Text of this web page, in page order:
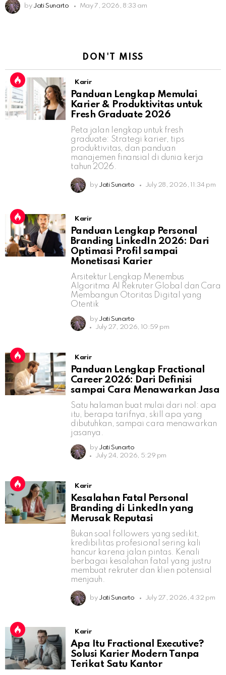
by Jati Sunarto May 7, 2026, 8:33 am
DON'T MISS
Karir
Panduan Lengkap Memulai
Karier & Produktivitas untuk
Fresh Graduate 2026
Peta jalan lengkap untuk fresh
graduate: Strategi karier, tips
produktivitas, dan panduan
manajemen finansial di dunia kerja
tahun 2026.
by Jati Sunarto July 28, 2026, 11:34 pm
Karir
Panduan Lengkap Personal
Branding LinkedIn 2026: Dari
Optimasi Profil sampai
Monetisasi Karier
Arsitektur Lengkap Menembus
Algoritma AI Rekruter Global dan Cara
Membangun Otoritas Digital yang
Otentik
by Jati Sunarto
July 27, 2026, 10:59 pm
Karir
Panduan Lengkap Fractional
Career 2026: Dari Definisi
sampai Cara Menawarkan Jasa
Satu halaman buat mulai dari nol: apa
itu, berapa tarifnya, skill apa yang
dibutuhkan, sampai cara menawarkan
jasanya.
by Jati Sunarto
July 24, 2026, 5:29 pm
Karir
Kesalahan Fatal Personal
Branding di LinkedIn yang
Merusak Reputasi
Bukan soal followers yang sedikit,
kredibilitas profesional sering kali
hancur karena jalan pintas. Kenali
berbagai kesalahan fatal yang justru
membuat rekruter dan klien potensial
menjauh.
by Jati Sunarto July 27, 2026, 4:32 pm
Karir
Apa Itu Fractional Executive?
Solusi Karier Modern Tanpa
Terikat Satu Kantor